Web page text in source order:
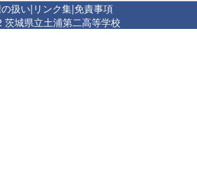
扱い| リンク集|免責事項
茨城県立土浦第二高等学校